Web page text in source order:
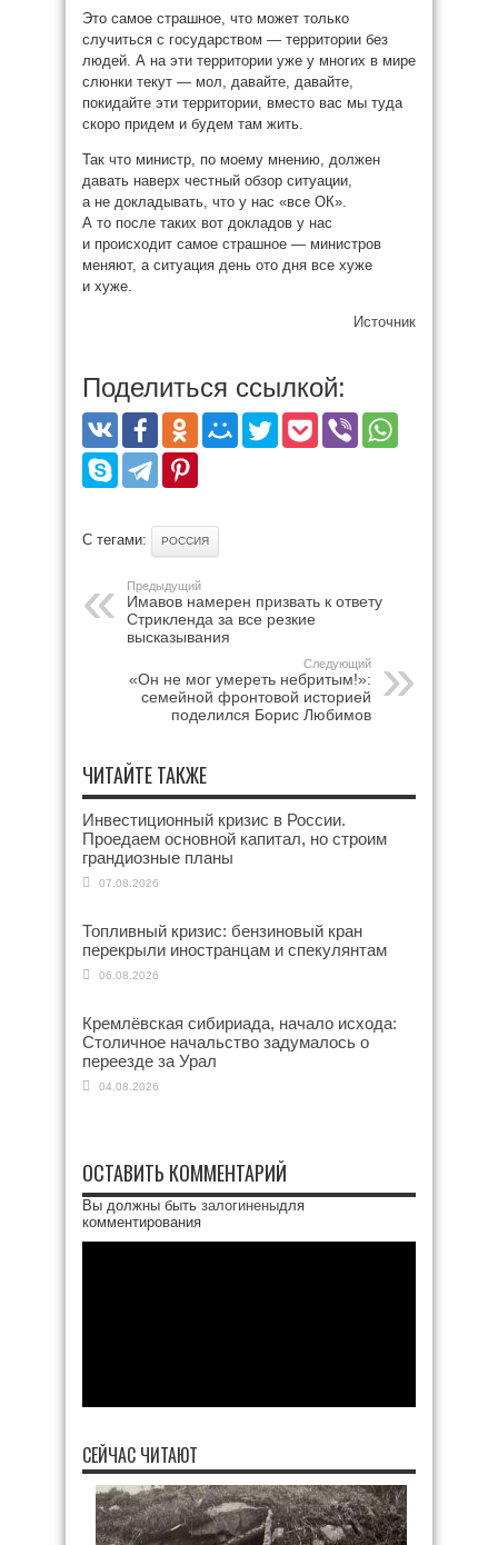
Это самое страшное, что может только
случиться с государством — территории без
людей. А на эти территории уже у многих в мире
слюнки текут — мол, давайте, давайте,
покидайте эти территории, вместо вас мы туда
скоро придем и будем там жить.
Так что министр, по моему мнению, должен
давать наверх честный обзор ситуации,
а не докладывать, что у нас «все ОК».
А то после таких вот докладов у нас
и происходит самое страшное — министров
меняют, а ситуация день ото дня все хуже
и хуже.
Источник
Поделиться ссылкой:
С тегами: РОССИЯ
Предыдущий
Имавов намерен призвать к ответу
Стрикленда за все резкие
высказывания
Следующий
«Он не мог умереть небритым!»:
семейной фронтовой историей
поделился Борис Любимов
ЧИТАЙТЕ ТАКЖЕ
Инвестиционный кризис в России.
Проедаем основной капитал, но строим
грандиозные планы
07.08.2026
Топливный кризис: бензиновый кран
перекрыли иностранцам и спекулянтам
06.08.2026
Кремлёвская сибириада, начало исхода:
Столичное начальство задумалось о
переезде за Урал
04.08.2026
ОСТАВИТЬ КОММЕНТАРИЙ
Вы должны быть залогиненыдля
комментирования
СЕЙЧАС ЧИТАЮТ